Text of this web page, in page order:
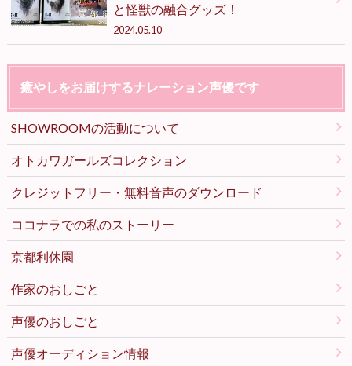
と怪獣の融合グッズ！
2024.05.10
癒やしをお届けするナレーション声優です
SHOWROOMの活動について
オトカワガールズコレクション
クレジットフリー・無料音声のダウンロード
ココナラでの私のストーリー
京都利休園
作家のおしごと
声優のおしごと
声優オーディション情報